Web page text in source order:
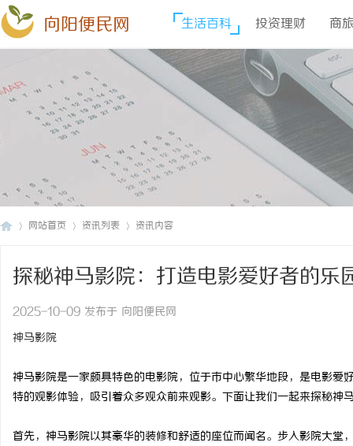
向阳便民网 生活百科 投资理财 商
网站首页 资讯列表 资讯内容
探秘神马影院：打造电影爱好者的乐
2025-10-09 发布于 向阳便民网
神马影院
神马影院是一家颇具特色的电影院，位于市中心繁华地段，是电影
特的观影体验，吸引着众多观众前来观影。下面让我们一起来探秘神
首先，神马影院以其豪华的装修和舒适的座位而闻名。步入影院大